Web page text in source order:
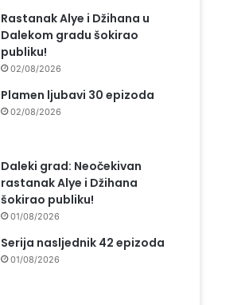
Rastanak Alye i Džihana u
Dalekom gradu šokirao
publiku!
02/08/2026
Plamen ljubavi 30 epizoda
02/08/2026
Daleki grad: Neočekivan
rastanak Alye i Džihana
šokirao publiku!
01/08/2026
Serija nasljednik 42 epizoda
01/08/2026